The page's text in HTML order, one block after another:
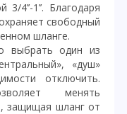
4’’-1’’. Благодаря
свободный
шланге.
выбрать один из
«душ»
отключить.
менять
защищая шланг от